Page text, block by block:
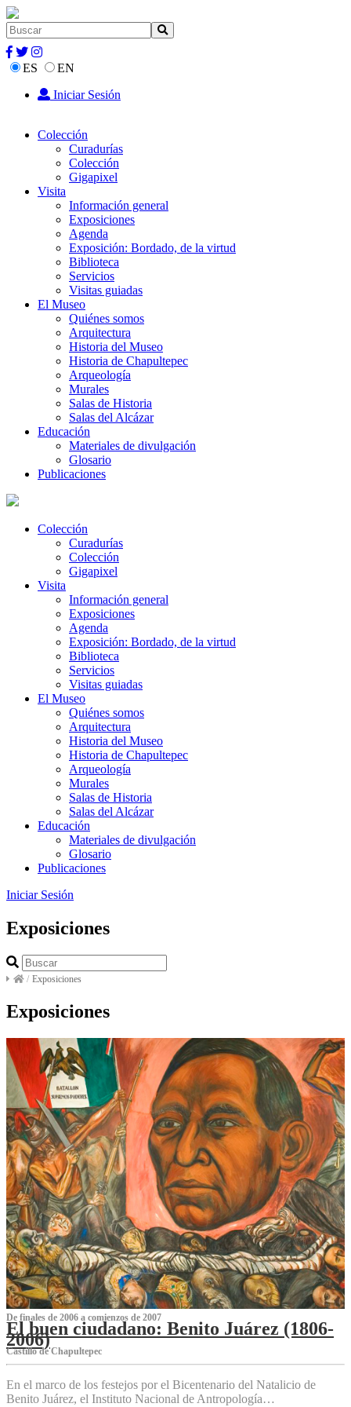
ES
EN
Iniciar Sesión
Colección
Curadurías
Colección
Gigapixel
Visita
Información general
Exposiciones
Agenda
Exposición: Bordado, de la virtud
Biblioteca
Servicios
Visitas guiadas
El Museo
Quiénes somos
Arquitectura
Historia del Museo
Historia de Chapultepec
Arqueología
Murales
Salas de Historia
Salas del Alcázar
Educación
Materiales de divulgación
Glosario
Publicaciones
Colección
Curadurías
Colección
Gigapixel
Visita
Información general
Exposiciones
Agenda
Exposición: Bordado, de la virtud
Biblioteca
Servicios
Visitas guiadas
El Museo
Quiénes somos
Arquitectura
Historia del Museo
Historia de Chapultepec
Arqueología
Murales
Salas de Historia
Salas del Alcázar
Educación
Materiales de divulgación
Glosario
Publicaciones
Iniciar Sesión
Exposiciones
/ Exposiciones
Exposiciones
De finales de 2006 a comienzos de 2007
El buen ciudadano: Benito Juárez (1806-
2006)
Castillo de Chapultepec
En el marco de los festejos por el Bicentenario del Natalicio de
Benito Juárez, el Instituto Nacional de Antropología…